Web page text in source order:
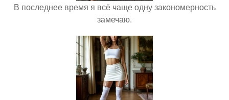
В последнее время я всё чаще одну закономерность
замечаю.